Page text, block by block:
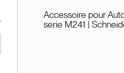
Accessoire pour
serie M241
|